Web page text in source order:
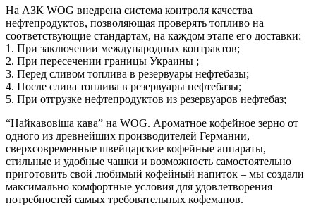
На АЗК WOG внедрена система контроля качества
нефтепродуктов, позволяющая проверять топливо на
соответствующие стандартам, на каждом этапе его доставки:
1. При заключении международных контрактов;
2. При пересечении границы Украины ;
3. Перед сливом топлива в резервуары нефтебазы;
4. После слива топлива в резервуары нефтебазы;
5. При отгрузке нефтепродуктов из резервуаров нефтебаз;
“Найкавовіша кава” на WOG. Ароматное кофейное зерно от
одного из древнейших производителей Германии,
сверхсовременные швейцарские кофейные аппараты,
стильные и удобные чашки и возможность самостоятельно
приготовить свой ​​любимый кофейный напиток – мы создали
максимально комфортные условия для удовлетворения
потребностей самых требовательных кофеманов.